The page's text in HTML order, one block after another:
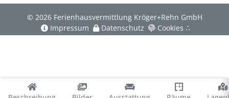
© 2026 Ferienhausvermittlung Kröger+Rehn GmbH
Impressum
Datenschutz Cookies ∴